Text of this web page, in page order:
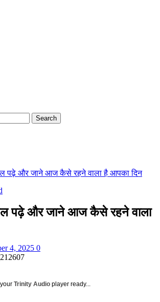
पढ़े और जाने आज कैसे रहने वाला है आपका दिन
पढ़े और जाने आज कैसे रहने वाला
4, 2025 0
Trinity Audio player ready...